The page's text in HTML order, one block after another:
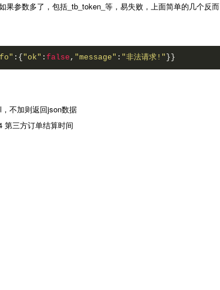
参数多了，包括_tb_token_等，易失败，上面简单的几个反而
:{ "ok" : false , "message" : "非法请求!" }}
不加则返回json数据
第三方订单结算时间